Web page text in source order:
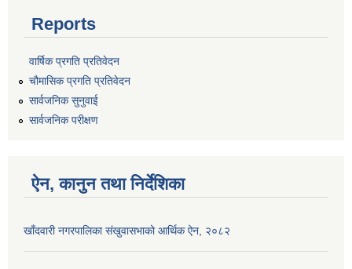
Reports
वार्षिक प्रगति प्रतिवेदन
चौमासिक प्रगति प्रतिवेदन
सार्वजनिक सुनुवाई
सार्वजनिक परीक्षण
ऐन, कानुन तथा निर्देशिका
खाँदवारी नगरपालिका संखुवासभाको आर्थिक ऐन, २०८२